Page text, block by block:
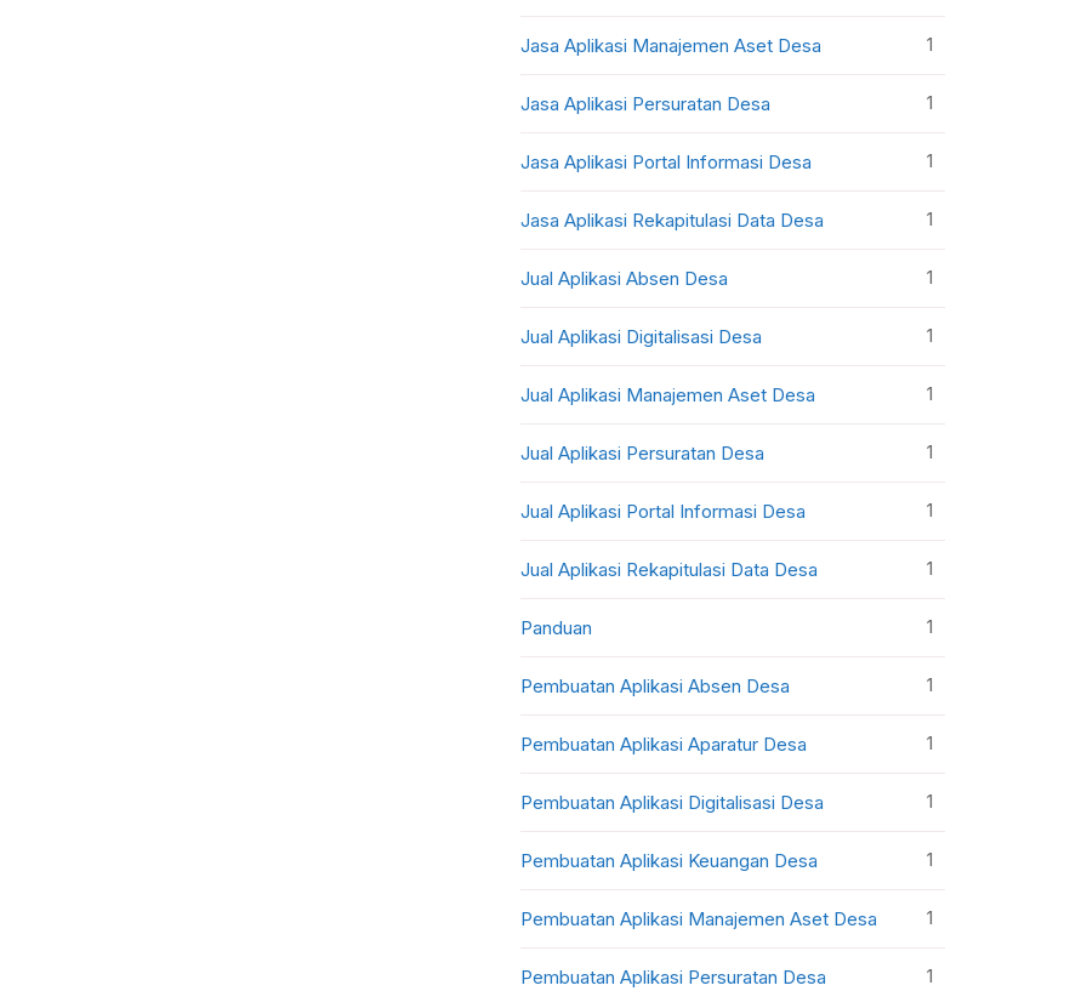
Jasa Aplikasi Manajemen Aset Desa 1
Jasa Aplikasi Persuratan Desa 1
Jasa Aplikasi Portal Informasi Desa 1
Jasa Aplikasi Rekapitulasi Data Desa 1
Jual Aplikasi Absen Desa 1
Jual Aplikasi Digitalisasi Desa 1
Jual Aplikasi Manajemen Aset Desa 1
Jual Aplikasi Persuratan Desa 1
Jual Aplikasi Portal Informasi Desa 1
Jual Aplikasi Rekapitulasi Data Desa 1
Panduan 1
Pembuatan Aplikasi Absen Desa 1
Pembuatan Aplikasi Aparatur Desa 1
Pembuatan Aplikasi Digitalisasi Desa 1
Pembuatan Aplikasi Keuangan Desa 1
Pembuatan Aplikasi Manajemen Aset Desa 1
Pembuatan Aplikasi Persuratan Desa 1